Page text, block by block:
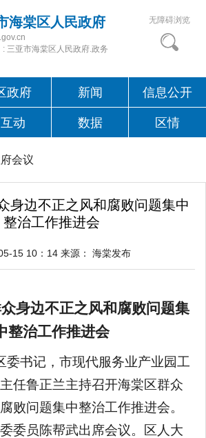
海棠区人民政府
: 三亚市海棠区人民政府.政务
无障碍浏览
政府 新闻 信息公开
互动 数据 区情
会议
身边不正之风和腐败问题集中
整治工作推进会
15 10：14 来源： 海棠发布
身边不正之风和腐败问题集
整治工作推进会
委书记，市现代服务业产业园工
任鲁正兰主持召开海棠区群众
败问题集中整治工作推进会。
委员陈帮武出席会议。区人大